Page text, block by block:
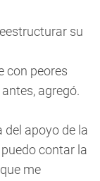
su
con peores
agregó.
apoyo de la
contar la
me